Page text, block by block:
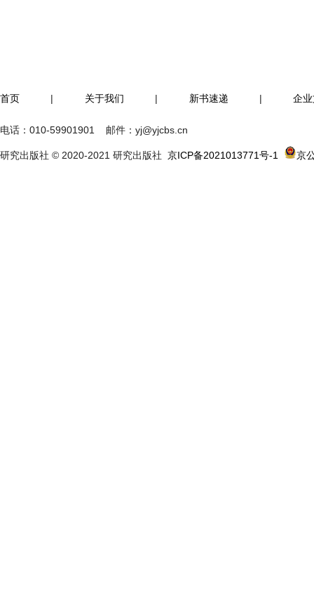
首页 | 关于我们 | 新书速递 | 企
电话： 010-59901901 邮件： yj@yjcbs.cn
研究出版社 © 2020-2021 研究出版社 京ICP备2021013771号-1 京